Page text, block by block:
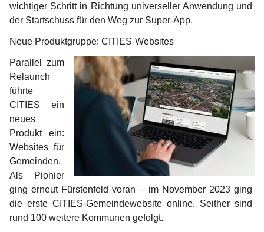
wichtiger Schritt in Richtung universeller Anwendung und
der Startschuss für den Weg zur Super-App.
Neue Produktgruppe: CITIES-Websites
Parallel zum
Relaunch
führte
CITIES ein
neues
Produkt ein:
Websites für
Gemeinden.
Als Pionier
ging erneut Fürstenfeld voran – im November 2023 ging
die erste CITIES-Gemeindewebsite online. Seither sind
rund 100 weitere Kommunen gefolgt.